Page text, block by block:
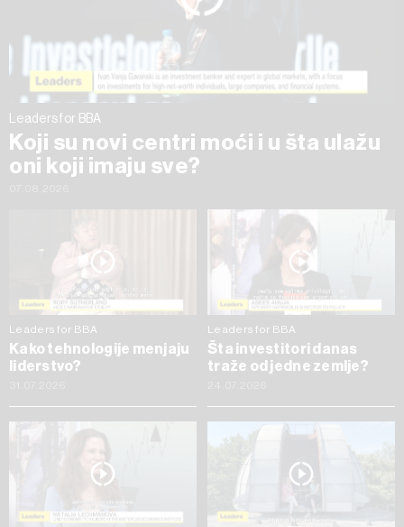
trenutku opozvati bez negativnih posledica.
Leaders for BBA
Koji su novi centri moći i u šta ulažu
oni koji imaju sve?
Leaders for BBA
Kako tehnologije menjaju
liderstvo?
Leaders for BBA
Šta investitori danas
traže od jedne zemlje?